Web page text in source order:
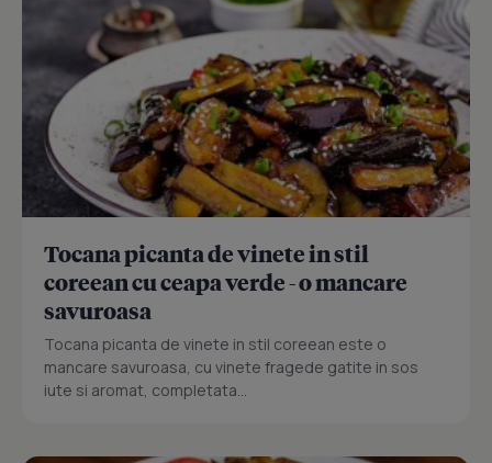
Tocana picanta de vinete in stil
coreean cu ceapa verde - o mancare
savuroasa
Tocana picanta de vinete in stil coreean este o
mancare savuroasa, cu vinete fragede gatite in sos
iute si aromat, completata...